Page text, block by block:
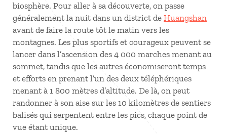
biosphère. Pour aller à sa découverte, on passe
généralement la nuit dans un district de Huangshan
avant de faire la route tôt le matin vers les
montagnes. Les plus sportifs et courageux peuvent se
lancer dans l’ascension des 4 000 marches menant au
sommet, tandis que les autres économiseront temps
et efforts en prenant l’un des deux téléphériques
menant à 1 800 mètres d’altitude. De là, on peut
randonner à son aise sur les 10 kilomètres de sentiers
balisés qui serpentent entre les pics, chaque point de
vue étant unique.